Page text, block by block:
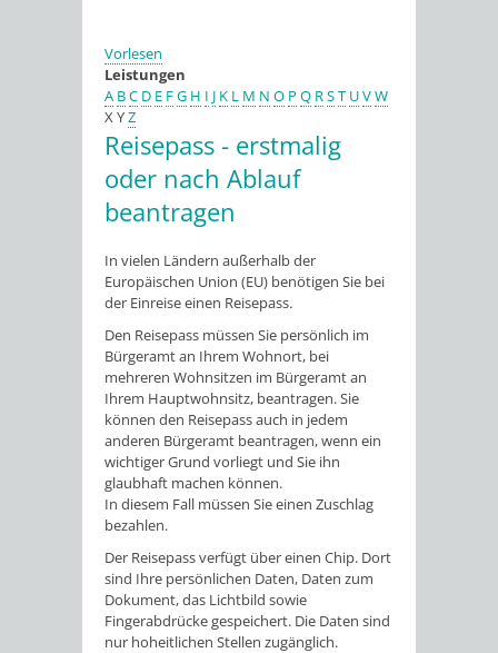
Vorlesen
Leistungen
A BC D E FG H I J K L M N O P Q RST UVW
XYZ
Reisepass - erstmalig
oder nach Ablauf
beantragen
In vielen Ländern außerhalb der
Europäischen Union (EU) benötigen Sie bei
der Einreise einen Reisepass.
Den Reisepass müssen Sie persönlich im
Bürgeramt an Ihrem Wohnort, bei
mehreren Wohnsitzen im Bürgeramt an
Ihrem Hauptwohnsitz, beantragen. Sie
können den Reisepass auch in jedem
anderen Bürgeramt beantragen, wenn ein
wichtiger Grund vorliegt und Sie ihn
glaubhaft machen können.
In diesem Fall müssen Sie einen Zuschlag
bezahlen.
Der Reisepass verfügt über einen Chip. Dort
sind Ihre persönlichen Daten, Daten zum
Dokument, das Lichtbild sowie
Fingerabdrücke gespeichert. Die Daten sind
nur hoheitlichen Stellen zugänglich.